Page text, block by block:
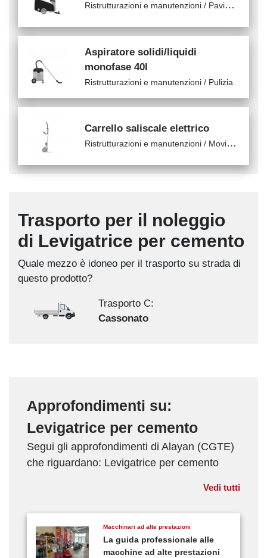
R
istrutturazioni e manutenzioni / Pavimentazioni
Aspiratore solidi/liquidi
monofase 40l
Ristrutturazioni e manutenzioni / Pulizia
Carrello saliscale elettrico
R
istrutturazioni e manutenzioni / Movimentazione cantiere
Trasporto per il noleggio
di Levigatrice per cemento
Quale mezzo è idoneo per il trasporto su strada di
questo prodotto?
Trasporto C:
Cassonato
Approfondimenti su:
Levigatrice per cemento
Vedi tutti
Segui gli approfondimenti di Alayan (CGTE)
che riguardano: Levigatrice per cemento
Macchinari ad alte prestazioni
La guida professionale alle
macchine ad alte prestazioni